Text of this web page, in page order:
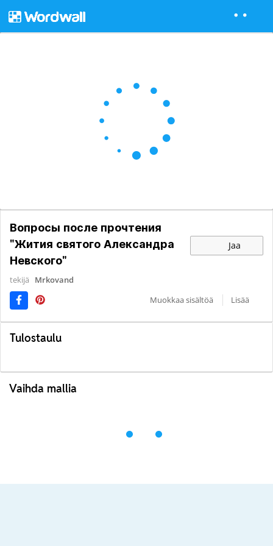
Вопросы после прочтения
"Жития святого Александра
Невского"
Jaa
tekijä
Mrkovand
Muokkaa sisältöä
Lisää
Tulostaulu
Vaihda mallia